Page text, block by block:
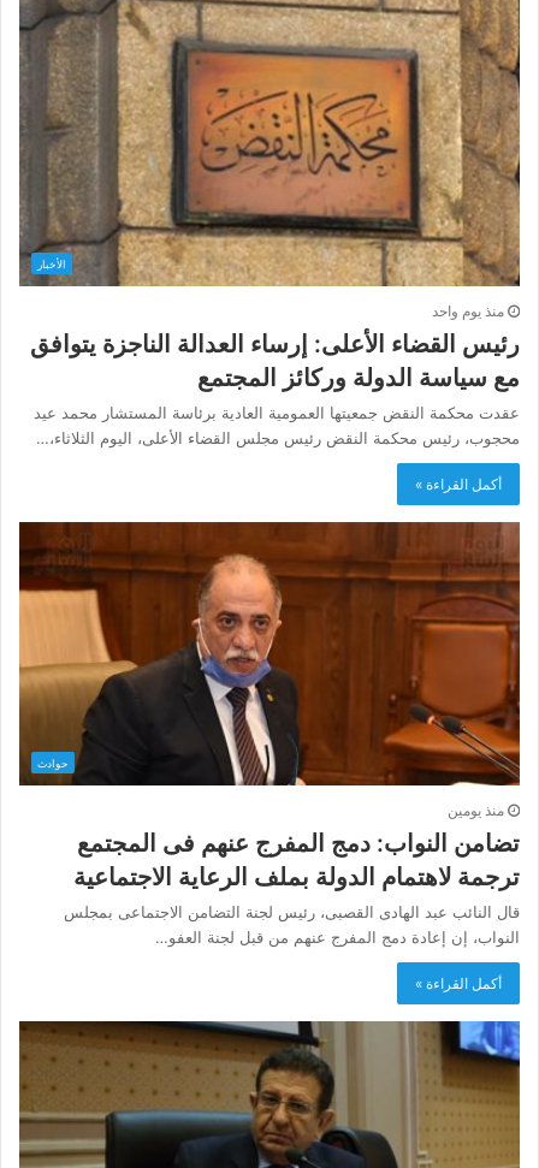
الأخبار
منذ يوم واحد
رئيس القضاء الأعلى: إرساء العدالة الناجزة يتوافق
مع سياسة الدولة وركائز المجتمع
عقدت محكمة النقض جمعيتها العمومية العادية برئاسة المستشار محمد عيد
محجوب، رئيس محكمة النقض رئيس مجلس القضاء الأعلى، اليوم الثلاثاء،…
أكمل القراءة »
حوادث
منذ يومين
تضامن النواب: دمج المفرج عنهم فى المجتمع
ترجمة لاهتمام الدولة بملف الرعاية الاجتماعية
قال النائب عبد الهادى القصبى، رئيس لجنة التضامن الاجتماعى بمجلس
النواب، إن إعادة دمج المفرج عنهم من قبل لجنة العفو…
أكمل القراءة »